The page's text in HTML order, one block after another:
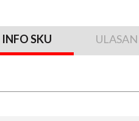
INFO SKU ULASAN